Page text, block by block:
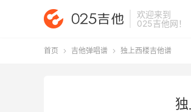
欢迎来到
025吉他网 ！
首页  吉他弹唱谱  独上西楼吉他谱